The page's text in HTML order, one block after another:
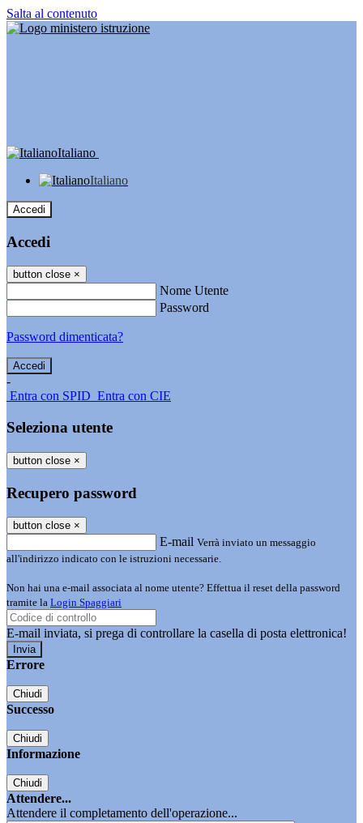
Salta al contenuto
Italiano
Italiano
Accedi
Accedi
button close ×
Nome Utente
Password
Password dimenticata?
-
Entra con SPID Entra con CIE
Seleziona utente
button close ×
Recupero password
button close ×
E-mail Verrà inviato un messaggio
all'indirizzo indicato con le istruzioni necessarie.
Non hai una e-mail associata al nome utente? Effettua il reset della password
tramite la Login Spaggiari
E-mail inviata, si prega di controllare la casella di posta elettronica!
Errore
Chiudi
Successo
Chiudi
Informazione
Chiudi
Attendere...
Attendere il completamento dell'operazione...